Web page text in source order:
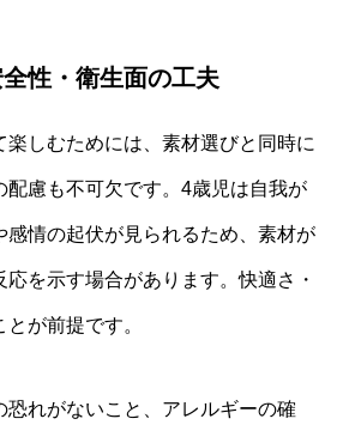
性・衛生面の工夫
楽しむためには、素材選びと同時に
配慮も不可欠です。4歳児は自我が
感情の起伏が見られるため、素材が
を示す場合があります。快適さ・
が前提です。
恐れがないこと、アレルギーの確